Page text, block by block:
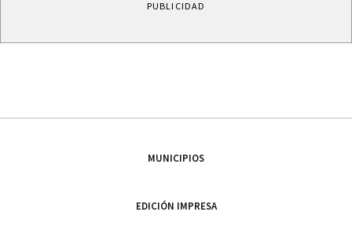
PUBLICIDAD
MUNICIPIOS
EDICIÓN IMPRESA